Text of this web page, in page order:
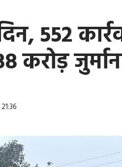
552
करोड़